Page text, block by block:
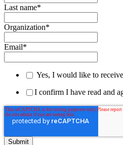
Last name*
Organization*
Email*
Yes, I would like to
I confirm I have read and